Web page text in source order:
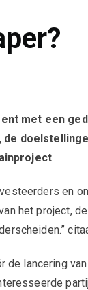
met een
.
en
het project,
de lancering